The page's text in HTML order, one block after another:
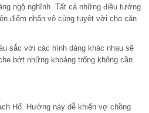
ngộ nghĩnh. Tất cả những điều tưởng
điểm nhấn vô cùng tuyệt vời cho căn
sắc với các hình dáng khác nhau sẽ
bớt những khoảng trống không cần
Hổ. Hướng này dễ khiến vợ chồng